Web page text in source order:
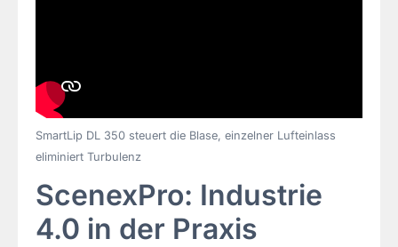
SmartLip DL 350 steuert die Blase, einzelner Lufteinlass
eliminiert Turbulenz
ScenexPro: Industrie
4.0 in der Praxis